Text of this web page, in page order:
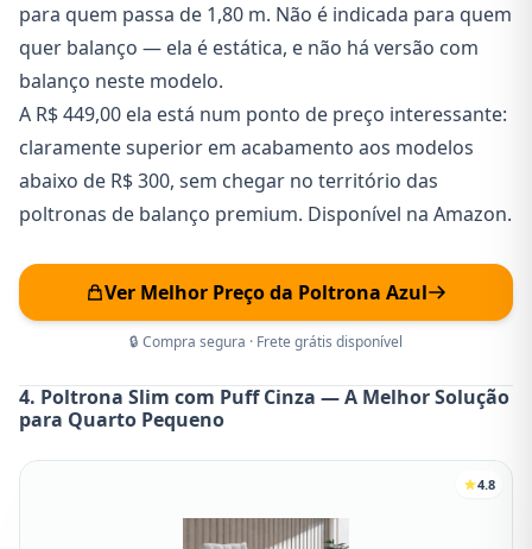
para quem passa de 1,80 m. Não é indicada para quem
quer balanço — ela é estática, e não há versão com
balanço neste modelo.
A R$ 449,00 ela está num ponto de preço interessante:
claramente superior em acabamento aos modelos
abaixo de R$ 300, sem chegar no território das
poltronas de balanço premium. Disponível na Amazon.
Ver Melhor Preço da Poltrona Azul
🔒 Compra segura · Frete grátis disponível
4. Poltrona Slim com Puff Cinza — A Melhor Solução
para Quarto Pequeno
4.8